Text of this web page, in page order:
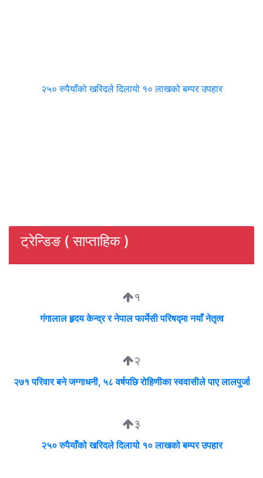
२५० रुपैयाँको खरिदले दिलायो १० लाखको बम्पर उपहार
ट्रेन्डिङ ( साप्ताहिक )
१
गंगालाल हृदय केन्द्र र नेपाल फार्मेसी परिषद्मा नयाँ नेतृत्व
२
२७१ परिवार बने जग्गाधनी, ५८ वर्षपछि रोहिणीका स्ववासीले पाए लालपुर्जा
३
२५० रुपैयाँको खरिदले दिलायो १० लाखको बम्पर उपहार